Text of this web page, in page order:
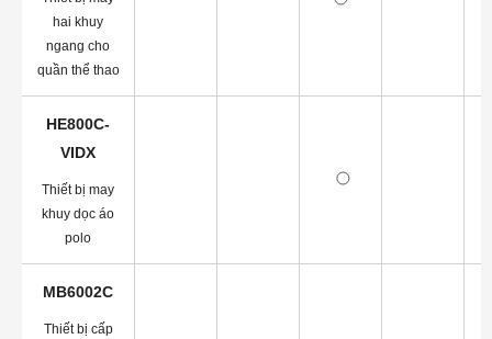
hai khuy
ngang cho
quần thể thao
HE800C-
VIDX
Thiết bị may
khuy dọc áo
polo
MB6002C
Thiết bị cấp